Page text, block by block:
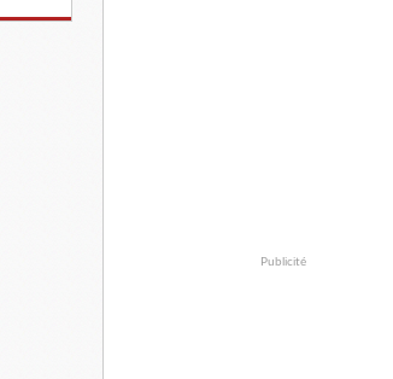
Publicité